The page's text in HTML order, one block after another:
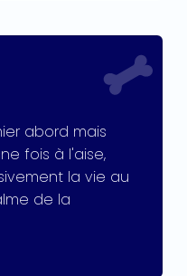
abord mais
fois à l'aise,
la vie au
de la